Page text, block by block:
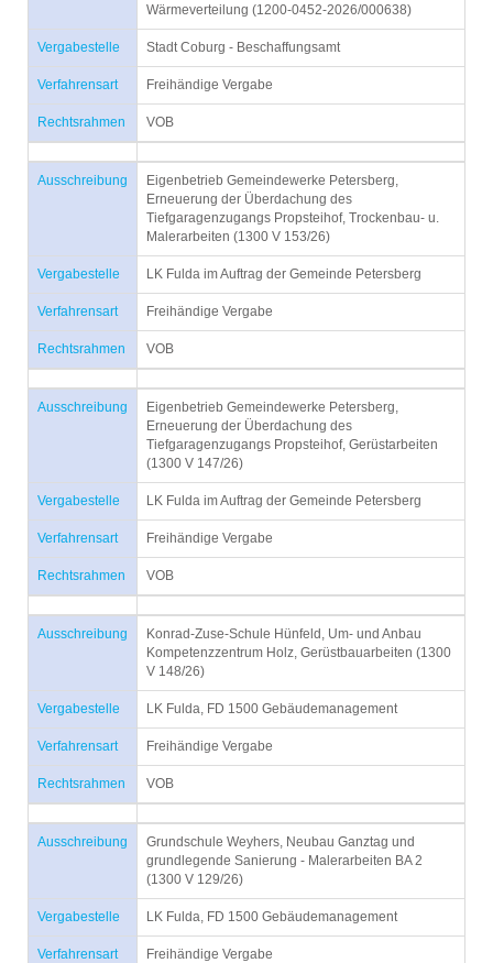
Wärmeverteilung (1200-0452-2026/000638)
Vergabestelle Stadt Coburg - Beschaffungsamt
Verfahrensart Freihändige Vergabe
Rechtsrahmen VOB
Ausschreibung
Eigenbetrieb Gemeindewerke Petersberg,
Erneuerung der Überdachung des
Tiefgaragenzugangs Propsteihof, Trockenbau- u.
Malerarbeiten (1300 V 153/26)
Vergabestelle LK Fulda im Auftrag der Gemeinde Petersberg
Verfahrensart Freihändige Vergabe
Rechtsrahmen VOB
Ausschreibung
Eigenbetrieb Gemeindewerke Petersberg,
Erneuerung der Überdachung des
Tiefgaragenzugangs Propsteihof, Gerüstarbeiten
(1300 V 147/26)
Vergabestelle LK Fulda im Auftrag der Gemeinde Petersberg
Verfahrensart Freihändige Vergabe
Rechtsrahmen VOB
Ausschreibung
Konrad-Zuse-Schule Hünfeld, Um- und Anbau
Kompetenzzentrum Holz, Gerüstbauarbeiten (1300
V 148/26)
Vergabestelle LK Fulda, FD 1500 Gebäudemanagement
Verfahrensart Freihändige Vergabe
Rechtsrahmen VOB
Ausschreibung
Grundschule Weyhers, Neubau Ganztag und
grundlegende Sanierung - Malerarbeiten BA 2
(1300 V 129/26)
Vergabestelle LK Fulda, FD 1500 Gebäudemanagement
Verfahrensart Freihändige Vergabe